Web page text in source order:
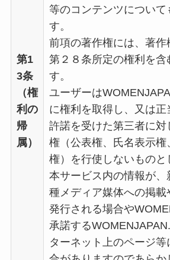
第1
3条
（権
利の
帰
属）
等のコンテンツについて
す。
前項の著作権には、著作
第２８条所定の権利を含
す。
ユーザーは
に権利を取得し、又は正
許諾を受けた第三者に対
権（公表権、氏名表示権
権）を行使しないものと
本サービス内の情報が、
種メディア媒体への掲載
発行される場合や
承諾する
ターネット上のページ